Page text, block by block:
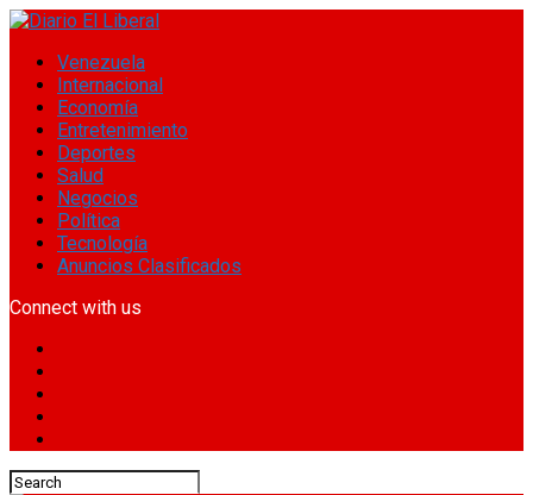
Venezuela
Internacional
Economía
Entretenimiento
Deportes
Salud
Negocios
Política
Tecnología
Anuncios Clasificados
Connect with us